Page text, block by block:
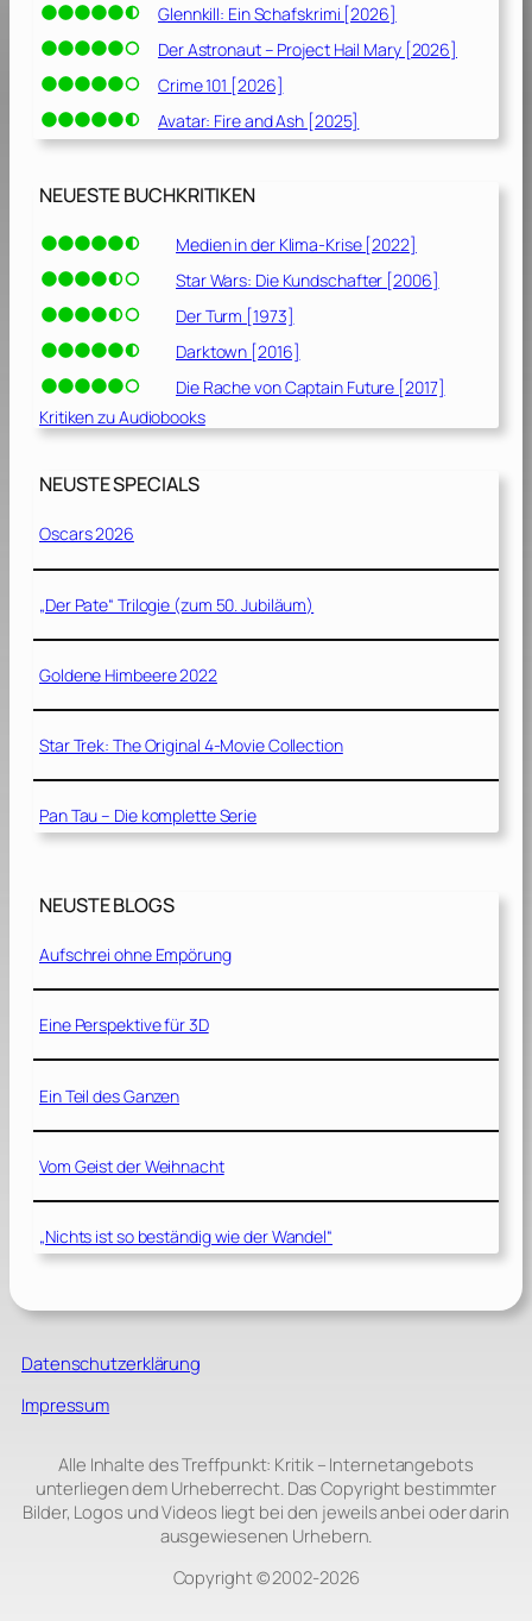
Glennkill: Ein Schafskrimi [2026]
Der Astronaut – Project Hail Mary [2026]
Crime 101 [2026]
Avatar: Fire and Ash [2025]
NEUESTE BUCHKRITIKEN
Medien in der Klima-Krise [2022]
Star Wars: Die Kundschafter [2006]
Der Turm [1973]
Darktown [2016]
Die Rache von Captain Future [2017]
Kritiken zu Audiobooks
NEUSTE SPECIALS
Oscars 2026
„Der Pate“ Trilogie (zum 50. Jubiläum)
Goldene Himbeere 2022
Star Trek: The Original 4-Movie Collection
Pan Tau – Die komplette Serie
NEUSTE BLOGS
Aufschrei ohne Empörung
Eine Perspektive für 3D
Ein Teil des Ganzen
Vom Geist der Weihnacht
„Nichts ist so beständig wie der Wandel“
Datenschutzerklärung
Impressum
Alle Inhalte des Treffpunkt: Kritik – Internetangebots
unterliegen dem Urheberrecht. Das Copyright bestimmter
Bilder, Logos und Videos liegt bei den jeweils anbei oder darin
ausgewiesenen Urhebern.
Copyright © 2002‑2026